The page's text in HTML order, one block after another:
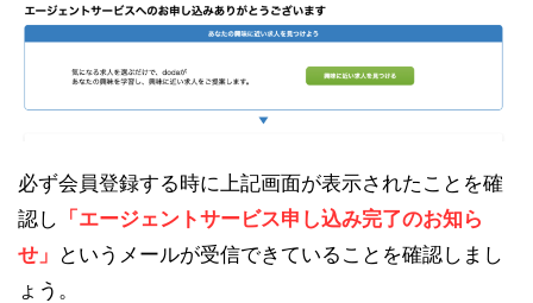
必ず会員登録する時に上記画面が表示されたことを確
認し 「エージェントサービス申し込み完了のお知ら
せ」 というメールが受信できていることを確認しまし
ょう。